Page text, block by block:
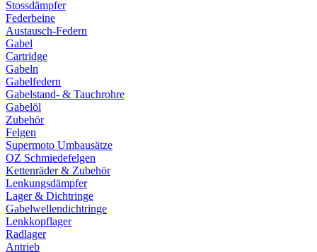
Stossdämpfer
Federbeine
Austausch-Federn
Gabel
Cartridge
Gabeln
Gabelfedern
Gabelstand- & Tauchrohre
Gabelöl
Zubehör
Felgen
Supermoto Umbausätze
OZ Schmiedefelgen
Kettenräder & Zubehör
Lenkungsdämpfer
Lager & Dichtringe
Gabelwellendichtringe
Lenkkopflager
Radlager
Antrieb